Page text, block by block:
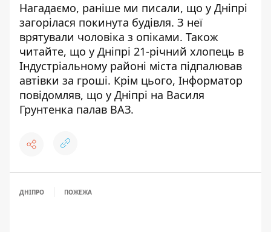
Нагадаємо, раніше ми писали, що у Дніпрі
загорілася покинута будівля. З неї
врятували чоловіка з опіками. Також
читайте, що у Дніпрі 21-річний хлопець в
Індустріальному районі міста підпалював
автівки за гроші. Крім цього, Інформатор
повідомляв, що у Дніпрі на Василя
Грунтенка палав ВАЗ.
ДНІПРО ПОЖЕЖА